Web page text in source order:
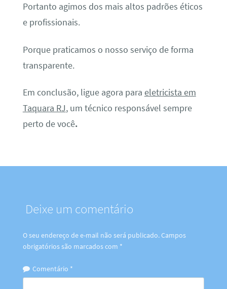
Portanto agimos dos mais altos padrões éticos
e profissionais.
Porque praticamos o nosso serviço de forma
transparente.
Em conclusão, ligue agora para eletricista em
Taquara RJ, um técnico responsável sempre
perto de você.
Deixe um comentário
O seu endereço de e-mail não será publicado.Campos
obrigatórios são marcados com *
Comentário *